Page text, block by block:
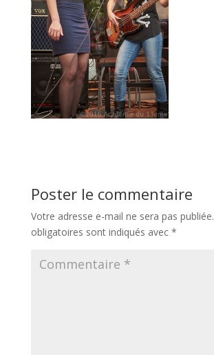
Poster le commentaire
Votre adresse e-mail ne sera pas publiée.
obligatoires sont indiqués avec *